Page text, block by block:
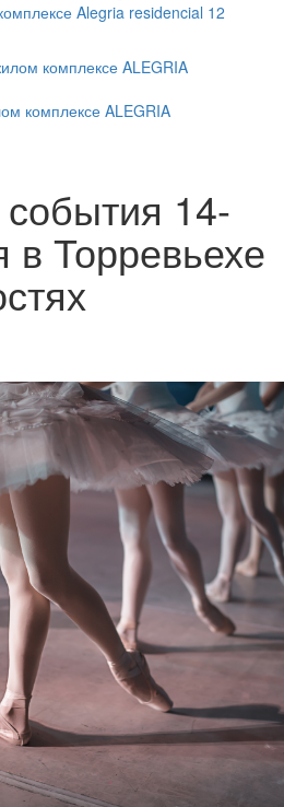
Alegria residencial 12
комплексе ALEGRIA
14-
в Торревьехе